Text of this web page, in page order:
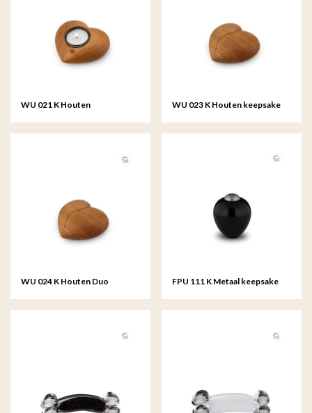
WU 021 K Houten
WU 023 K Houten keepsake
WU 024 K Houten Duo
FPU 111 K Metaal keepsake